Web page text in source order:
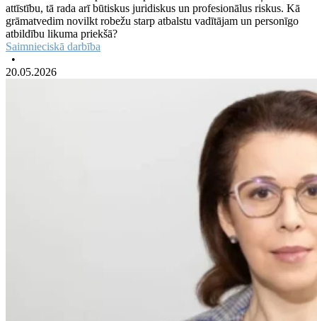
attīstību, tā rada arī būtiskus juridiskus un profesionālus riskus. Kā
grāmatvedim novilkt robežu starp atbalstu vadītājam un personīgo
atbildību likuma priekšā?
Saimnieciskā darbība
•
20.05.2026